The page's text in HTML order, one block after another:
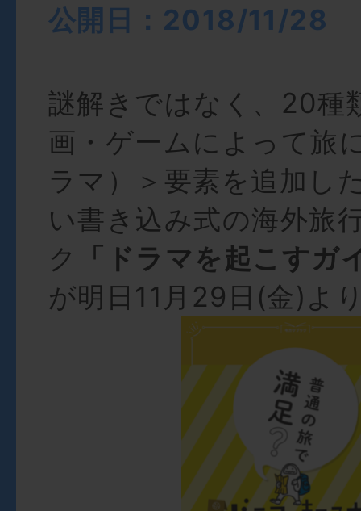
公開日：2018/11/28
謎解きではなく、20種
画・ゲームによって旅
ラマ）＞要素を追加し
い書き込み式の海外旅
ク
「ドラマを起こすガ
が明日11月29日(金)よ